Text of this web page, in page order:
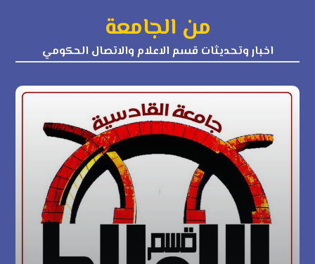
من الجامعة
اخبار وتحديثات قسم الاعلام والاتصال الحكومي